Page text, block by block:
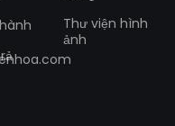
Thư viện hình
ảnh